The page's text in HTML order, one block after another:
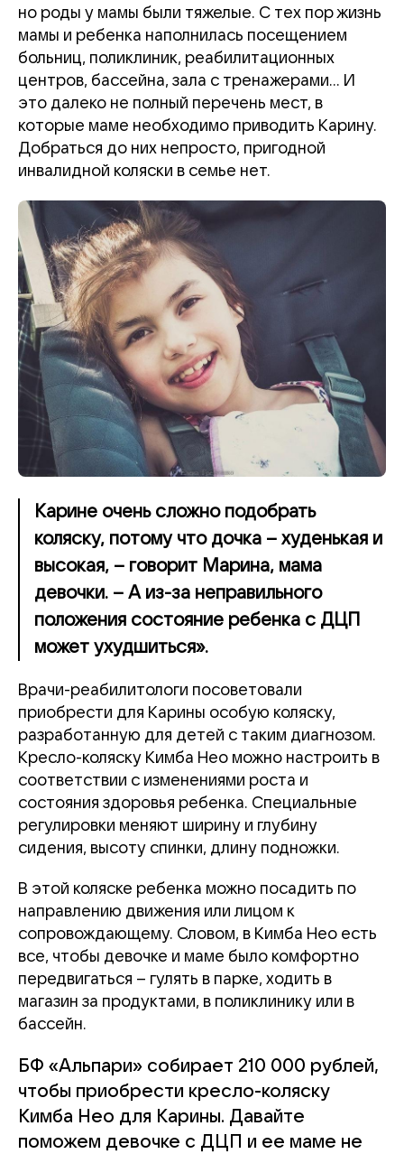
но роды у мамы были тяжелые. С тех пор жизнь
мамы и ребенка наполнилась посещением
больниц, поликлиник, реабилитационных
центров, бассейна, зала с тренажерами... И
это далеко не полный перечень мест, в
которые маме необходимо приводить Карину.
Добраться до них непросто, пригодной
инвалидной коляски в семье нет.
Карине очень сложно подобрать
коляску, потому что дочка – худенькая и
высокая, – говорит Марина, мама
девочки. – А из-за неправильного
положения состояние ребенка с ДЦП
может ухудшиться».
Врачи-реабилитологи посоветовали
приобрести для Карины особую коляску,
разработанную для детей с таким диагнозом.
Кресло-коляску Кимба Нео можно настроить в
соответствии с изменениями роста и
состояния здоровья ребенка. Специальные
регулировки меняют ширину и глубину
сидения, высоту спинки, длину подножки.
В этой коляске ребенка можно посадить по
направлению движения или лицом к
сопровождающему. Словом, в Кимба Нео есть
все, чтобы девочке и маме было комфортно
передвигаться – гулять в парке, ходить в
магазин за продуктами, в поликлинику или в
бассейн.
БФ «Альпари» собирает 210 000 рублей,
чтобы приобрести кресло-коляску
Кимба Нео для Карины. Давайте
поможем девочке с ДЦП и ее маме не